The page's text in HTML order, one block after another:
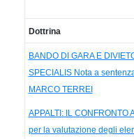
Dottrina
BANDO DI GARA E
SPECIALIS Nota a
MARCO TERREI
APPALTI: IL CONFRONTO
per la valutazione degli